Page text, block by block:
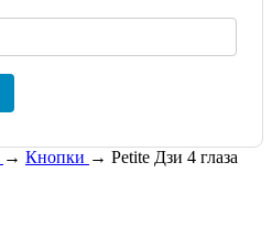
→ Кнопки → Petite Дзи 4 глаза